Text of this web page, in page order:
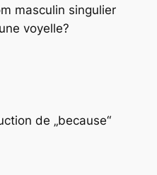
masculin singulier
voyelle?
de „because“